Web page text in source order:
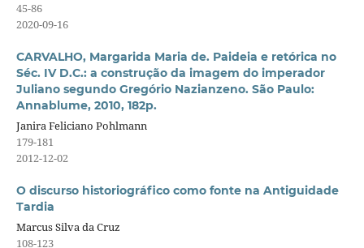
45-86
2020-09-16
CARVALHO, Margarida Maria de. Paideia e retórica no
Séc. IV D.C.: a construção da imagem do imperador
Juliano segundo Gregório Nazianzeno. São Paulo:
Annablume, 2010, 182p.
Janira Feliciano Pohlmann
179-181
2012-12-02
O discurso historiográfico como fonte na Antiguidade
Tardia
Marcus Silva da Cruz
108-123